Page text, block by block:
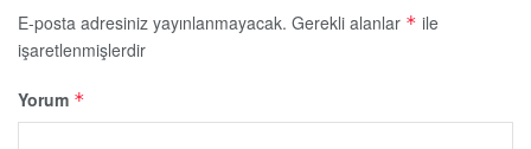
E-posta adresiniz yayınlanmayacak. Gerekli alanlar * ile
işaretlenmişlerdir
Yorum *